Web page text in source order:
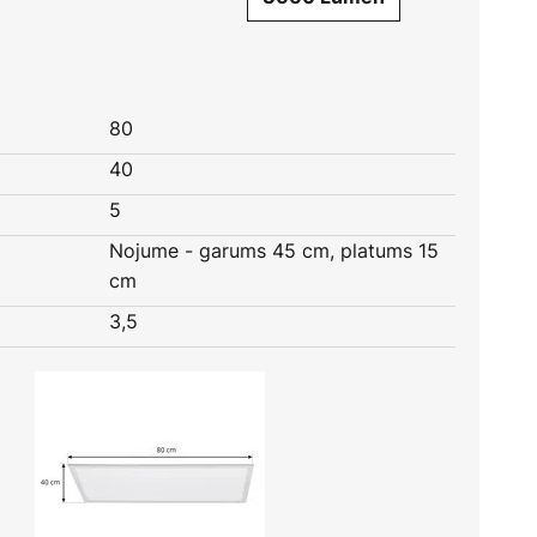
80
40
5
Nojume - garums 45 cm, platums 15
cm
3,5